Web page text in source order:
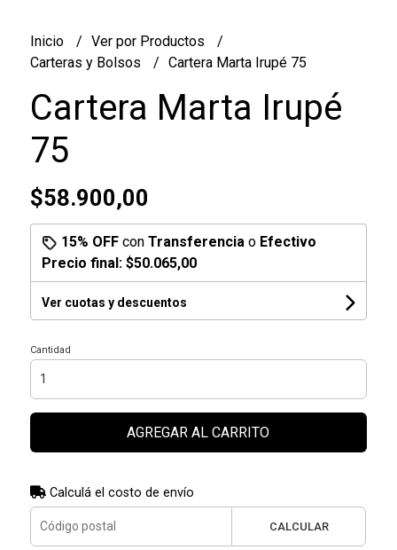
Inicio
Ver por Productos
Carteras y Bolsos
Cartera Marta Irupé 75
Cartera Marta Irupé
75
$58.900,00
15% OFFcon Transferencia o Efectivo
Precio final: $50.065,00
Ver cuotas y descuentos
Cantidad
AGREGAR AL CARRITO
Calculá el costo de envío
CALCULAR